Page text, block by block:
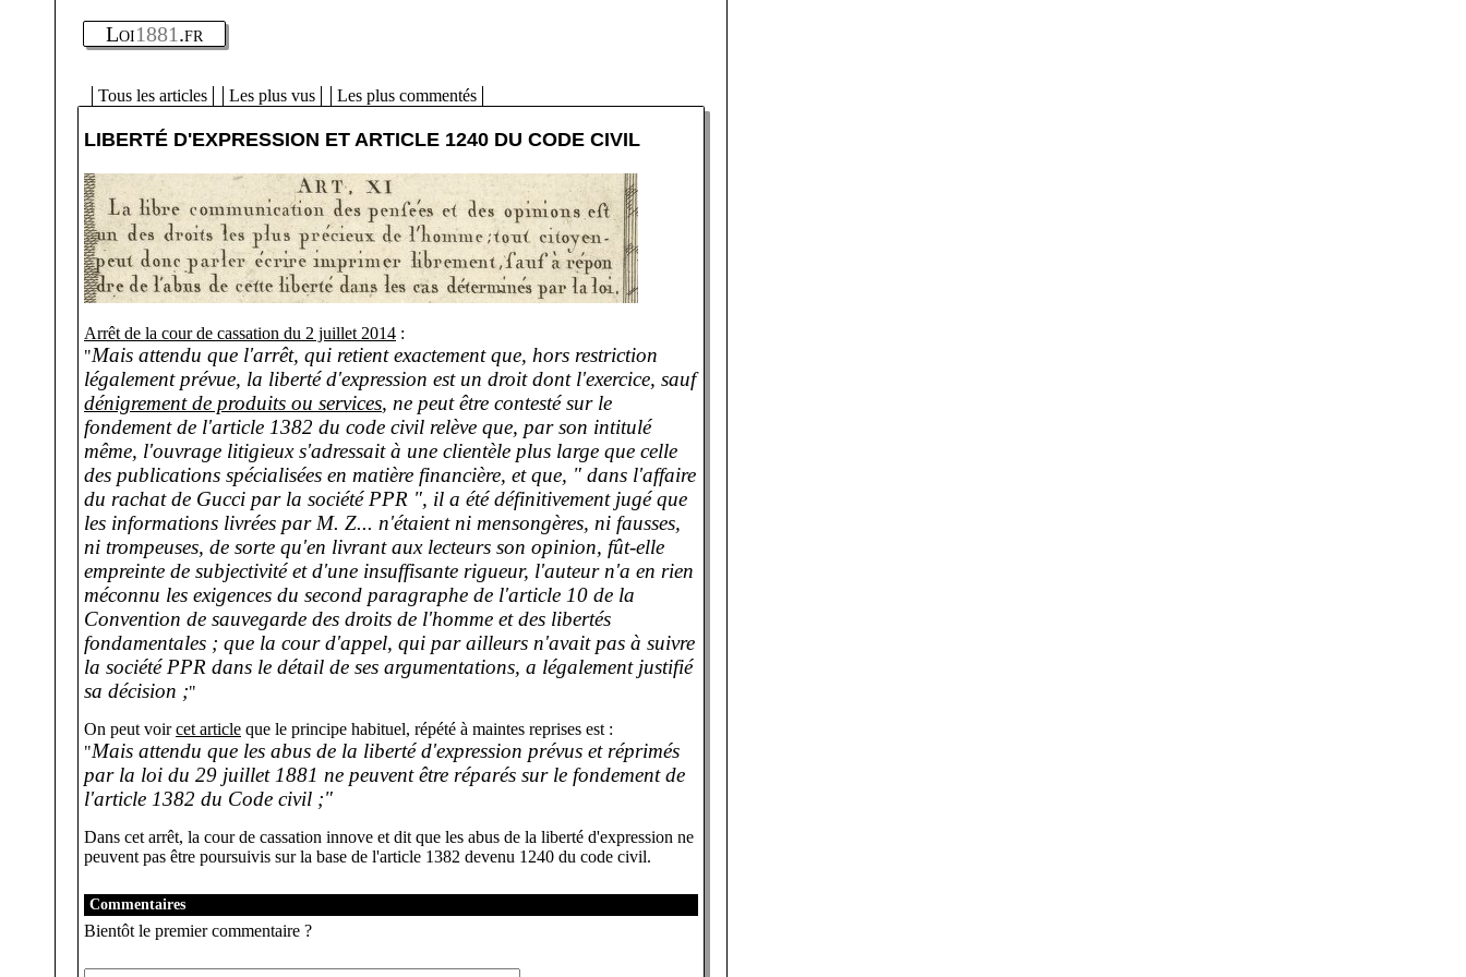
Loi1881 .fr
Tous les articles Les plus vus Les plus commentés
LIBERTÉ D'EXPRESSION ET ARTICLE 1240 DU CODE CIVIL
Arrêt de la cour de cassation du 2 juillet 2014 :
"Mais attendu que l'arrêt, qui retient exactement que, hors restriction
légalement prévue, la liberté d'expression est un droit dont l'exercice, sauf
dénigrement de produits ou services, ne peut être contesté sur le
fondement de l'article 1382 du code civil relève que, par son intitulé
même, l'ouvrage litigieux s'adressait à une clientèle plus large que celle
des publications spécialisées en matière financière, et que, " dans l'affaire
du rachat de Gucci par la société PPR ", il a été définitivement jugé que
les informations livrées par M. Z... n'étaient ni mensongères, ni fausses,
ni trompeuses, de sorte qu'en livrant aux lecteurs son opinion, fût-elle
empreinte de subjectivité et d'une insuffisante rigueur, l'auteur n'a en rien
méconnu les exigences du second paragraphe de l'article 10 de la
Convention de sauvegarde des droits de l'homme et des libertés
fondamentales ; que la cour d'appel, qui par ailleurs n'avait pas à suivre
la société PPR dans le détail de ses argumentations, a légalement justifié
sa décision ;"
On peut voircet article que le principe habituel, répété à maintes reprises est :
"Mais attendu que les abus de la liberté d'expression prévus et réprimés
par la loi du 29 juillet 1881 ne peuvent être réparés sur le fondement de
l'article 1382 du Code civil ;"
Dans cet arrêt, la cour de cassation innove et dit que les abus de la liberté d'expression ne
peuvent pas être poursuivis sur la base de l'article 1382 devenu 1240 du code civil.
Commentaires
Bientôt le premier commentaire ?